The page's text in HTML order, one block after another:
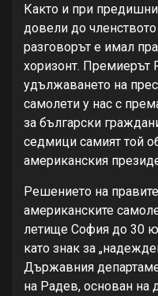
Както и при
довели до
разговорът е имал
хоризонт. Премиерът
удължаването на
самолети у нас с
за български
седмици самият той
американския
Решението на
американските
летище София до 30
като знак за
Държавния
на Радев, основан на